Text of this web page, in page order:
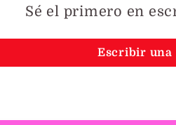
Sé el primero en
Escribir una